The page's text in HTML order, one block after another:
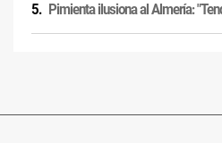
Pimienta ilusiona al Almería: